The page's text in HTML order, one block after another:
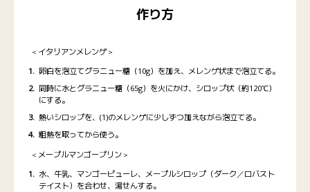
作り方
＜イタリアンメレンゲ＞
卵白を泡立てグラニュー糖（10g）を加え、メレンゲ状まで泡立てる。
同時に水とグラニュー糖（65g）を火にかけ、シロップ状（約120℃）
にする。
熱いシロップを、(1)のメレンゲに少しずつ加えながら泡立てる。
粗熱を取ってから使う。
＜メープルマンゴープリン＞
水、牛乳、マンゴーピューレ、メープルシロップ（ダーク／ロバスト
テイスト）を合わせ、湯せんする。